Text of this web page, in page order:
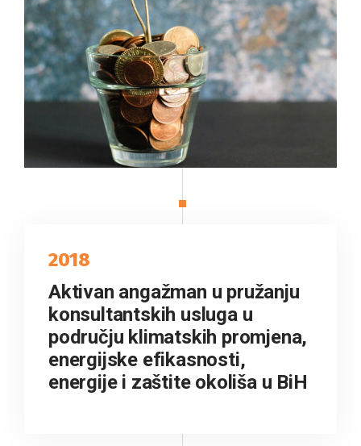
2018
Aktivan angažman u pružanju
konsultantskih usluga u
području klimatskih promjena,
energijske efikasnosti,
energije i zaštite okoliša u BiH